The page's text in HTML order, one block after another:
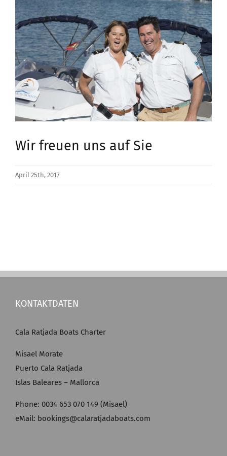
Larger
Image
Wir freuen uns auf Sie
April 25th, 2017
KONTAKTDATEN
Cala Ratjada Boats Charter
Misael Morate
Puerto Cala Ratjada
Islas Baleares – Mallorca
Phone: 0034 653 070 149 (Misael)
eMail: bookings@calaratjadaboats.com